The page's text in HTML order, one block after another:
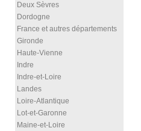
Deux Sèvres
Dordogne
France et autres départements
Gironde
Haute-Vienne
Indre
Indre-et-Loire
Landes
Loire-Atlantique
Lot-et-Garonne
Maine-et-Loire